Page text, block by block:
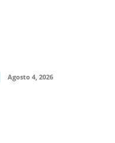
Agosto 4, 2026